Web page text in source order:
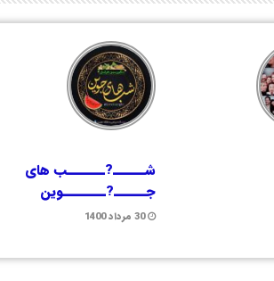
شــــــ?ـــــــب های
جــــــ?ــــــــوین
30 مرداد 1400